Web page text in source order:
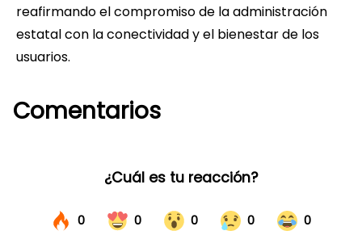
reafirmando el compromiso de la administración
estatal con la conectividad y el bienestar de los
usuarios.
Comentarios